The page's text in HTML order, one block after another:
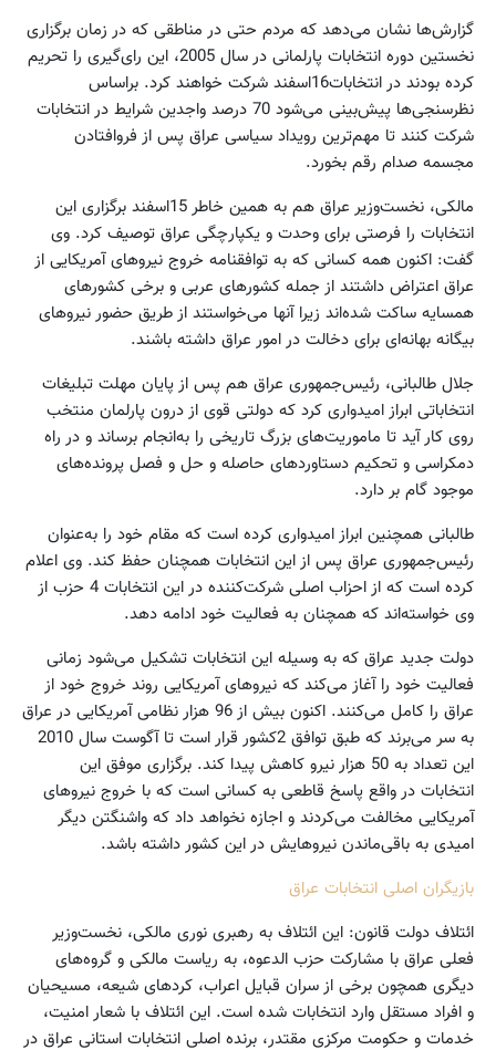
گزارش‌ها نشان می‌دهد که مردم حتی در مناطقی که در زمان برگزاری
نخستین دوره انتخابات پارلمانی در سال 2005، این رای‌گیری را تحریم
کرده بودند در انتخابات16اسفند شرکت خواهند کرد. براساس
نظرسنجی‌ها پیش‌بینی می‌شود 70 درصد واجدین شرایط در انتخابات
شرکت کنند تا مهم‌ترین رویداد سیاسی عراق پس از فروافتادن
مجسمه صدام رقم بخورد.
مالکی، نخست‌وزیر عراق هم به همین خاطر 15اسفند برگزاری این
انتخابات را فرصتی برای وحدت و یکپارچگی عراق توصیف کرد. وی
گفت: اکنون همه کسانی که به توافقنامه خروج نیروهای آمریکایی از
عراق اعتراض داشتند از جمله کشورهای عربی و برخی کشورهای
همسایه ساکت شده‌اند زیرا آنها می‌خواستند از طریق حضور نیروهای
بیگانه بهانه‌ای برای دخالت در امور عراق داشته باشند.
جلال طالبانی، رئیس‌جمهوری عراق هم پس از پایان مهلت تبلیغات
انتخاباتی ابراز امیدواری کرد که دولتی قوی از درون پارلمان منتخب
روی کار‌ آید تا ماموریت‌های بزرگ تاریخی را به‌انجام برساند و در راه
دمکراسی و تحکیم دستاوردهای حاصله و حل و فصل پرونده‌های
موجود گام بر دارد.
طالبانی همچنین ابراز امیدواری کرده است که مقام خود را به‌عنوان
رئیس‌جمهوری عراق پس از این انتخابات همچنان حفظ کند. وی اعلام
کرده است که از احزاب اصلی شرکت‌کننده در این انتخابات 4 حزب از
وی خواسته‌اند که همچنان به فعالیت خود ادامه دهد.
دولت جدید عراق که به وسیله این انتخابات تشکیل می‌شود زمانی
فعالیت خود را آغاز می‌کند که نیروهای آمریکایی روند خروج خود از
عراق را کامل می‌کنند. اکنون بیش از 96 هزار نظامی آمریکایی در عراق
به سر می‌برند که طبق توافق 2‌کشور قرار است تا آگوست سال 2010
این تعداد به 50 هزار نیرو کاهش پیدا کند. برگزاری موفق این
انتخابات در واقع پاسخ قاطعی به کسانی است که با خروج نیروهای
آمریکایی مخالفت می‌کردند و اجازه نخواهد داد که واشنگتن دیگر
امیدی به باقی‌ماندن نیروهایش در این کشور داشته باشد.
بازیگران اصلی انتخابات عراق
ائتلاف دولت قانون: این ائتلاف به رهبری نوری مالکی، نخست‌وزیر
فعلی عراق با مشارکت حزب الدعوه، به ریاست مالکی و گروه‌های
دیگری همچون برخی از سران قبایل اعراب، کرد‌های شیعه، مسیحیان
و افراد مستقل وارد انتخابات شده است. این ائتلاف با شعار امنیت،
خدمات و حکومت مرکزی مقتدر، برنده اصلی انتخابات استانی عراق در